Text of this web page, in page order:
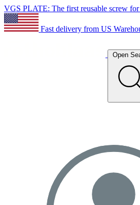
VGS PLATE: The first reusable screw
Fast delivery from US
Open